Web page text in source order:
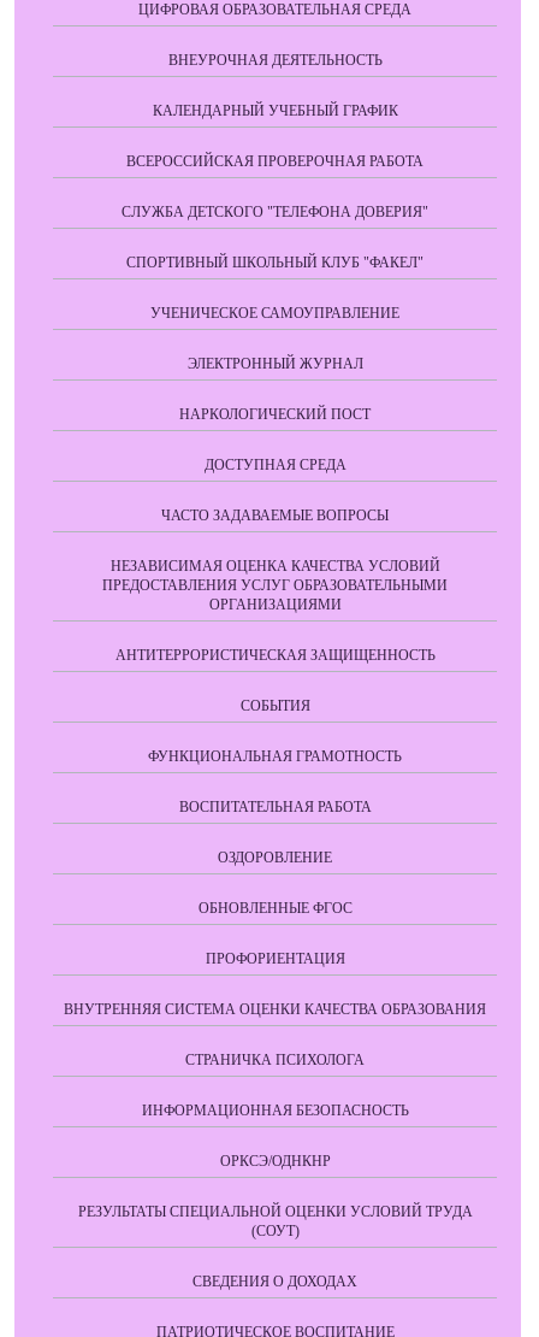
ЦИФРОВАЯ ОБРАЗОВАТЕЛЬНАЯ СРЕДА
ВНЕУРОЧНАЯ ДЕЯТЕЛЬНОСТЬ
КАЛЕНДАРНЫЙ УЧЕБНЫЙ ГРАФИК
ВСЕРОССИЙСКАЯ ПРОВЕРОЧНАЯ РАБОТА
СЛУЖБА ДЕТСКОГО "ТЕЛЕФОНА ДОВЕРИЯ"
СПОРТИВНЫЙ ШКОЛЬНЫЙ КЛУБ "ФАКЕЛ"
УЧЕНИЧЕСКОЕ САМОУПРАВЛЕНИЕ
ЭЛЕКТРОННЫЙ ЖУРНАЛ
НАРКОЛОГИЧЕСКИЙ ПОСТ
ДОСТУПНАЯ СРЕДА
ЧАСТО ЗАДАВАЕМЫЕ ВОПРОСЫ
НЕЗАВИСИМАЯ ОЦЕНКА КАЧЕСТВА УСЛОВИЙ
ПРЕДОСТАВЛЕНИЯ УСЛУГ ОБРАЗОВАТЕЛЬНЫМИ
ОРГАНИЗАЦИЯМИ
АНТИТЕРРОРИСТИЧЕСКАЯ ЗАЩИЩЕННОСТЬ
СОБЫТИЯ
ФУНКЦИОНАЛЬНАЯ ГРАМОТНОСТЬ
ВОСПИТАТЕЛЬНАЯ РАБОТА
ОЗДОРОВЛЕНИЕ
ОБНОВЛЕННЫЕ ФГОС
ПРОФОРИЕНТАЦИЯ
ВНУТРЕННЯЯ СИСТЕМА ОЦЕНКИ КАЧЕСТВА ОБРАЗОВАНИЯ
СТРАНИЧКА ПСИХОЛОГА
ИНФОРМАЦИОННАЯ БЕЗОПАСНОСТЬ
ОРКСЭ/ОДНКНР
РЕЗУЛЬТАТЫ СПЕЦИАЛЬНОЙ ОЦЕНКИ УСЛОВИЙ ТРУДА
(СОУТ)
СВЕДЕНИЯ О ДОХОДАХ
ПАТРИОТИЧЕСКОЕ ВОСПИТАНИЕ